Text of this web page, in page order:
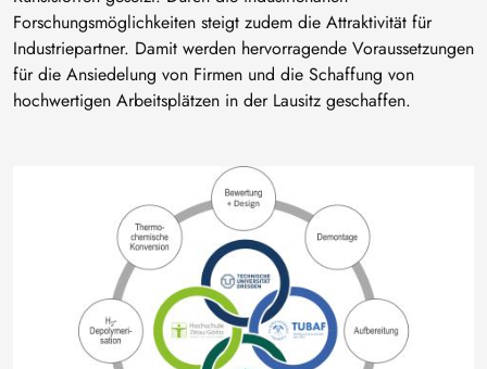
Forschungsmöglichkeiten steigt zudem die Attraktivität für
Industriepartner. Damit werden hervorragende Voraussetzungen
für die Ansiedelung von Firmen und die Schaffung von
hochwertigen Arbeitsplätzen in der Lausitz geschaffen.